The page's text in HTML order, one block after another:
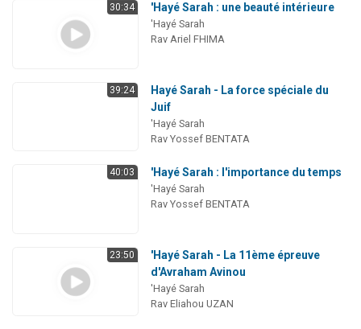
30:34 'Hayé Sarah : une beauté intérieure
'Hayé Sarah
Rav Ariel FHIMA
39:24
Hayé Sarah - La force spéciale du
Juif
'Hayé Sarah
Rav Yossef BENTATA
40:03 'Hayé Sarah : l'importance du temps
'Hayé Sarah
Rav Yossef BENTATA
23:50
'Hayé Sarah - La 11ème épreuve
d'Avraham Avinou
'Hayé Sarah
Rav Eliahou UZAN